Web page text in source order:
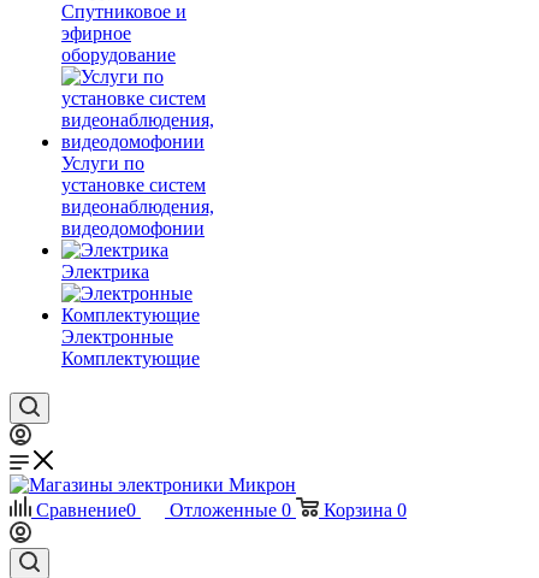
Спутниковое и
эфирное
оборудование
Услуги по
установке систем
видеонаблюдения,
видеодомофонии
Электрика
Электронные
Комплектующие
Сравнение0 Отложенные 0 Корзина 0